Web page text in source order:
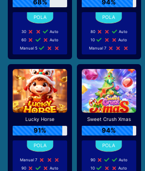
68%
30
Auto
60
Auto
Manual 5
94%
80
Auto
10
Auto
Manual 7
Lucky Horse
91%
Manual 7
90
Auto
Sweet Crush Xmas
94%
90
Auto
10
Auto